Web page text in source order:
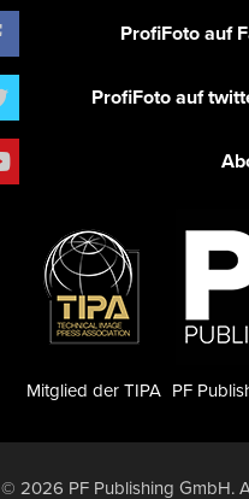
ProfiFoto auf
ProfiFoto auf
PF
Mitglied der TIPA
© 2026 PF Publishing GmbH.